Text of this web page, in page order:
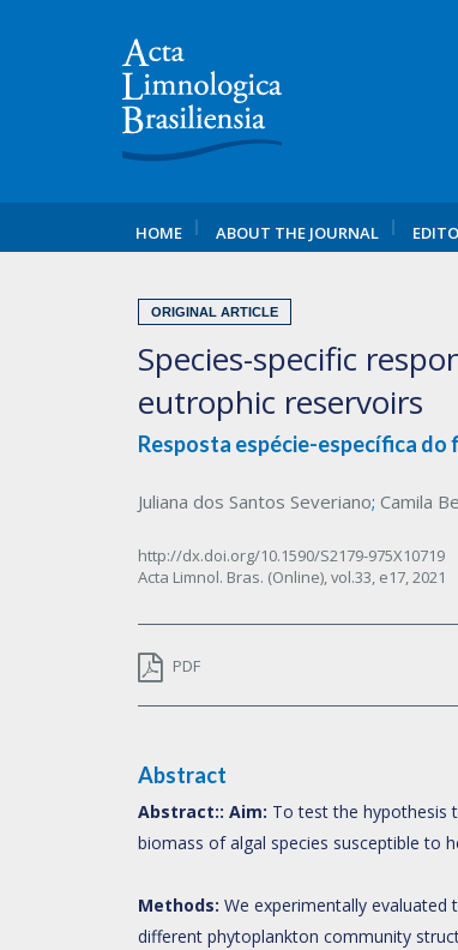
HOME ABOUT THE JOURNAL
ORIGINAL ARTICLE
Species-specific
eutrophic reservoirs
Resposta espécie-específica
Juliana dos Santos Severiano;Camila
http://dx.doi.org/10.1590/S2179-975X10719
Acta Limnol. Bras. (Online),vol.33, e17, 2021
PDF
Abstract
Abstract:: Aim: To test the hypothesis
biomass of algal species susceptible to
Methods: We experimentally
different phytoplankton community